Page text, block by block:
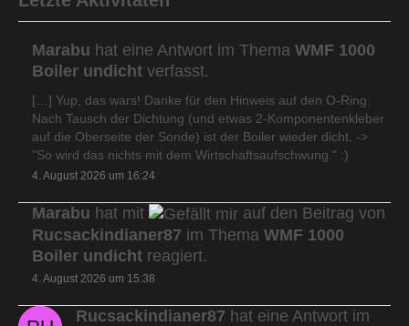
Marabu hat eine Antwort im Thema WMF 1000
Boiler undicht verfasst.
[…] Yup, das wars! Danke für den Hinweis auf den O-Ring.
Nach Tausch der Dichtung (und etwas 2-Komponentenkleber
auf die Oberseite der Sonde) ist der Boiler wieder dicht. ->
"So wird das nichts mit dem Wirtschaftsaufschwung." :)
4. August 2026 um 16:24
Marabu hat mit
auf den Beitrag von
Rucsackindianer87 im Thema WMF 1000
Boiler undicht reagiert.
4. August 2026 um 15:38
Rucsackindianer87 hat eine Antwort im